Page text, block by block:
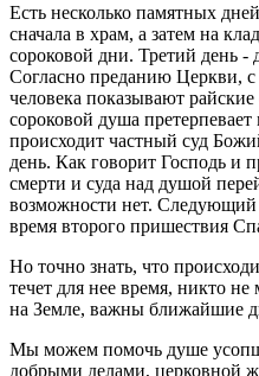
Есть несколько памятных
сначала в храм, а затем на
сороковой дни. Третий день -
Согласно преданию Церкви, с
человека показывают
сороковой душа
происходит частный суд
день. Как говорит Господь и
смерти и суда над душой
возможности нет. Следующий
время второго пришествия
Но точно знать, что
течет для нее время, никто
на Земле, важны ближайшие
Мы можем помочь душе
добрыми делами, церковной